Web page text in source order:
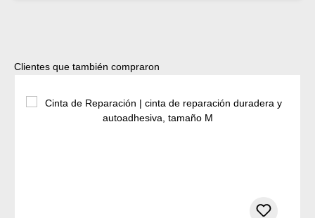
Omitir la galería de productos
Clientes que también compraron